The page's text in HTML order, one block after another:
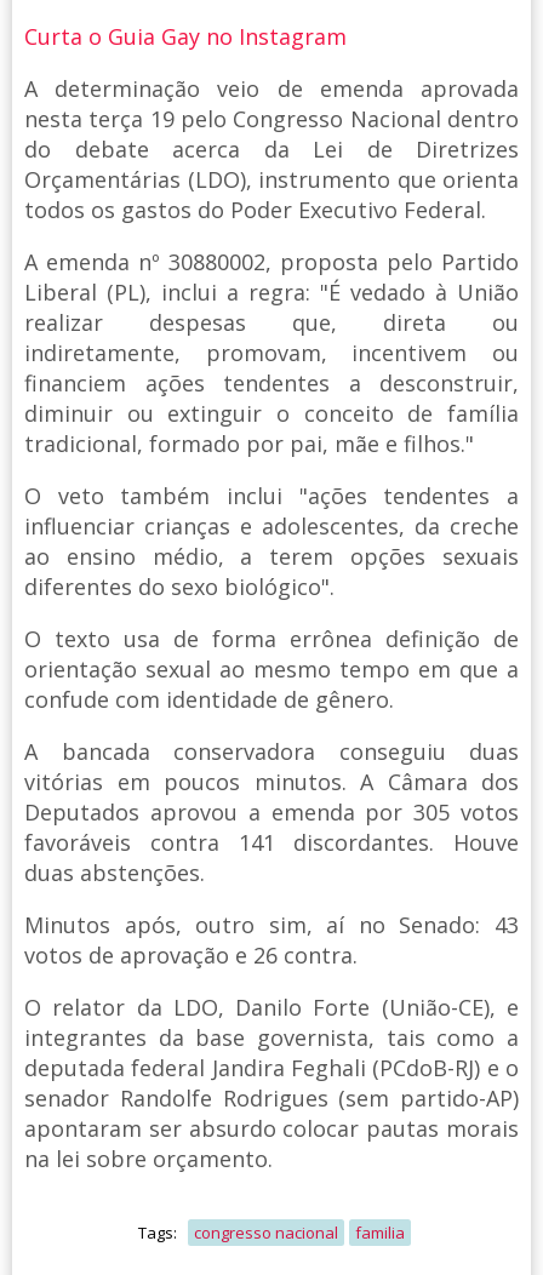
Curta o Guia Gay no Instagram
A determinação veio de emenda aprovada
nesta terça 19 pelo Congresso Nacional dentro
do debate acerca da Lei de Diretrizes
Orçamentárias (LDO), instrumento que orienta
todos os gastos do Poder Executivo Federal.
A emenda nº 30880002, proposta pelo Partido
Liberal (PL), inclui a regra: "É vedado à União
realizar despesas que, direta ou
indiretamente, promovam, incentivem ou
financiem ações tendentes a desconstruir,
diminuir ou extinguir o conceito de família
tradicional, formado por pai, mãe e filhos."
O veto também inclui "ações tendentes a
influenciar crianças e adolescentes, da creche
ao ensino médio, a terem opções sexuais
diferentes do sexo biológico".
O texto usa de forma errônea definição de
orientação sexual ao mesmo tempo em que a
confude com identidade de gênero.
A bancada conservadora conseguiu duas
vitórias em poucos minutos. A Câmara dos
Deputados aprovou a emenda por 305 votos
favoráveis contra 141 discordantes. Houve
duas abstenções.
Minutos após, outro sim, aí no Senado: 43
votos de aprovação e 26 contra.
O relator da LDO, Danilo Forte (União-CE), e
integrantes da base governista, tais como a
deputada federal Jandira Feghali (PCdoB-RJ) e o
senador Randolfe Rodrigues (sem partido-AP)
apontaram ser absurdo colocar pautas morais
na lei sobre orçamento.
Tags: congresso nacional familia